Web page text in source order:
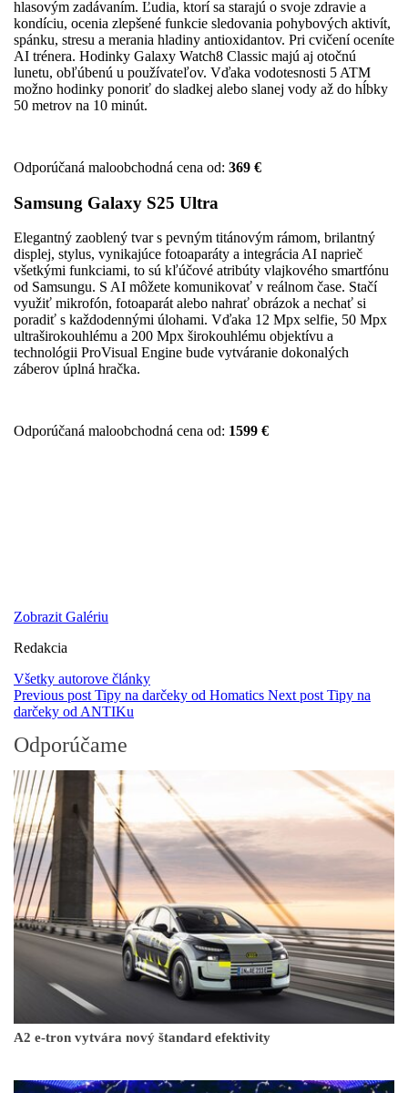
hlasovým zadávaním. Ľudia, ktorí sa starajú o svoje zdravie a
kondíciu, ocenia zlepšené funkcie sledovania pohybových aktivít,
spánku, stresu a merania hladiny antioxidantov. Pri cvičení oceníte
AI trénera. Hodinky Galaxy Watch8 Classic majú aj otočnú
lunetu, obľúbenú u používateľov. Vďaka vodotesnosti 5 ATM
možno hodinky ponoriť do sladkej alebo slanej vody až do hĺbky
50 metrov na 10 minút.
Odporúčaná maloobchodná cena od: 369 €
Samsung Galaxy S25 Ultra
Elegantný zaoblený tvar s pevným titánovým rámom, brilantný
displej, stylus, vynikajúce foto­aparáty a integrácia AI naprieč
všetkými funkciami, to sú kľúčové atribúty vlajkového smartfónu
od Samsungu. S AI môžete komunikovať v reálnom čase. Stačí
využiť mikrofón, foto­aparát alebo nahrať obrázok a nechať si
poradiť s každodennými úlohami. Vďaka 12 Mpx selfie, 50 Mpx
ultraširokouhlému a 200 Mpx širokouhlému objektívu a
technológii ProVisual Engine bude vytváranie dokonalých
záberov úplná hračka.
Odporúčaná maloobchodná cena od: 1599 €
Zobrazit Galériu
Redakcia
Všetky autorove články
Previous post Tipy na darčeky od Homatics Next post Tipy na
darčeky od ANTIKu
Odporúčame
A2 e-tron vytvára nový štandard efektivity